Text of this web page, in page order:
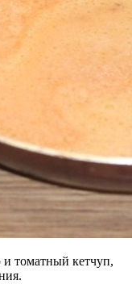
и томатный кетчуп,